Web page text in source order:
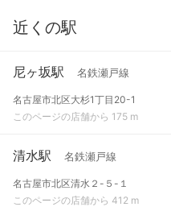
近くの駅
尼ヶ坂駅 名鉄瀬戸線
名古屋市北区大杉1丁目20-1
このページの店舗から 175 m
清水駅 名鉄瀬戸線
名古屋市北区清水２-５-１
このページの店舗から 412 m